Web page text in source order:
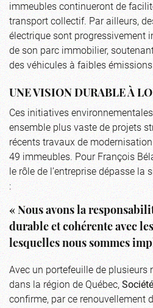
immeubles continueront de
transport collectif. Par ailleurs,
électrique sont progressivement
de son parc immobilier,
des véhicules à faibles
UNE VISION DURABLE À
Ces initiatives
ensemble plus vaste de projets
récents travaux de
49 immeubles. Pour François
le rôle de l’entreprise dépasse
:
« Nous avons la
durable et cohérente avec
lesquelles nous sommes
Avec un portefeuille de plusieurs
dans la région de Québec,
confirme, par ce renouvellement